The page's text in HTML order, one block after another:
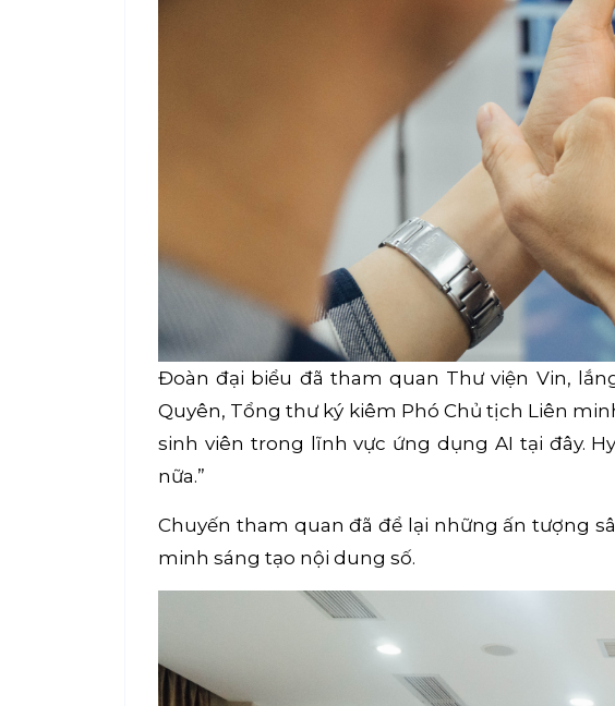
Đoàn đại biểu đã tham quan Thư viện Vin,
Quyên, Tổng thư ký kiêm Phó Chủ tịch Liên
sinh viên trong lĩnh vực ứng dụng AI tại đây.
nữa.”
Chuyến tham quan đã để lại những ấn tượng
minh sáng tạo nội dung số.